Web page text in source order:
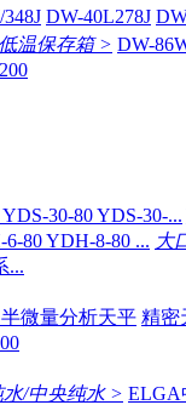
DW-40L278J
温保存箱 > DW-
30-80 YDS-30-...
80 YDH-8-80 ... 大
...
微量分析天平 精密
/中央纯水 > ELGA